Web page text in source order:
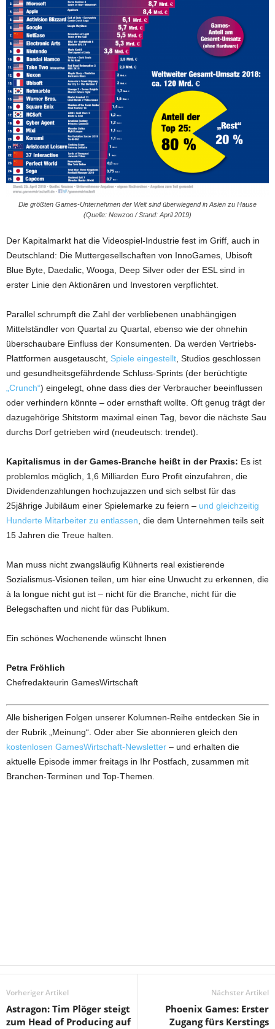
Die größten Games-Unternehmen der Welt sind überwiegend in Asien zu Hause
(Quelle: Newzoo / Stand: April 2019)
Der Kapitalmarkt hat die Videospiel-Industrie fest im Griff, auch in
Deutschland: Die Muttergesellschaften von InnoGames, Ubisoft
Blue Byte, Daedalic, Wooga, Deep Silver oder der ESL sind in
erster Linie den Aktionären und Investoren verpflichtet.
Parallel schrumpft die Zahl der verbliebenen unabhängigen
Mittelständler von Quartal zu Quartal, ebenso wie der ohnehin
überschaubare Einfluss der Konsumenten. Da werden Vertriebs-
Plattformen ausgetauscht, Spiele eingestellt, Studios geschlossen
und gesundheitsgefährdende Schluss-Sprints (der berüchtigte
„Crunch“) eingelegt, ohne dass dies der Verbraucher beeinflussen
oder verhindern könnte – oder ernsthaft wollte. Oft genug trägt der
dazugehörige Shitstorm maximal einen Tag, bevor die nächste Sau
durchs Dorf getrieben wird (neudeutsch: trendet).
Kapitalismus in der Games-Branche heißt in der Praxis: Es ist
problemlos möglich, 1,6 Milliarden Euro Profit einzufahren, die
Dividendenzahlungen hochzujazzen und sich selbst für das
25jährige Jubiläum einer Spielemarke zu feiern – und gleichzeitig
Hunderte Mitarbeiter zu entlassen, die dem Unternehmen teils seit
15 Jahren die Treue halten.
Man muss nicht zwangsläufig Kühnerts real existierende
Sozialismus-Visionen teilen, um hier eine Unwucht zu erkennen, die
à la longue nicht gut ist – nicht für die Branche, nicht für die
Belegschaften und nicht für das Publikum.
Ein schönes Wochenende wünscht Ihnen
Petra Fröhlich
Chefredakteurin GamesWirtschaft
Alle bisherigen Folgen unserer Kolumnen-Reihe entdecken Sie in
der Rubrik „Meinung“. Oder aber Sie abonnieren gleich den
kostenlosen GamesWirtschaft-Newsletter – und erhalten die
aktuelle Episode immer freitags in Ihr Postfach, zusammen mit
Branchen-Terminen und Top-Themen.
Vorheriger Artikel
Astragon: Tim Plöger steigt
zum Head of Producing auf
Nächster Artikel
Phoenix Games: Erster
Zugang fürs Kerstings